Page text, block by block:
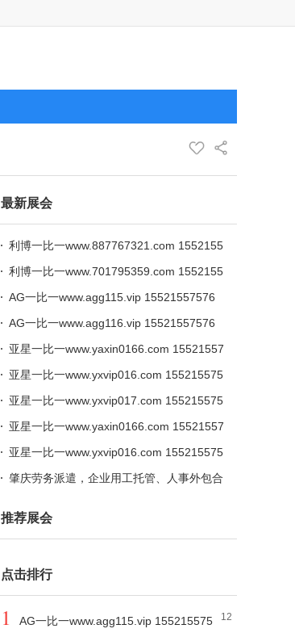
最新展会
利博一比一www.887767321.com 1552155
7576
利博一比一www.701795359.com 1552155
7576
AG一比一www.agg115.vip 15521557576
AG一比一www.agg116.vip 15521557576
亚星一比一www.yaxin0166.com 15521557
576
亚星一比一www.yxvip016.com 155215575
76
亚星一比一www.yxvip017.com 155215575
76
亚星一比一www.yaxin0166.com 15521557
576
亚星一比一www.yxvip016.com 155215575
76
肇庆劳务派遣，企业用工托管、人事外包合
推荐展会
点击排行
12
1
AG一比一www.agg115.vip 155215575